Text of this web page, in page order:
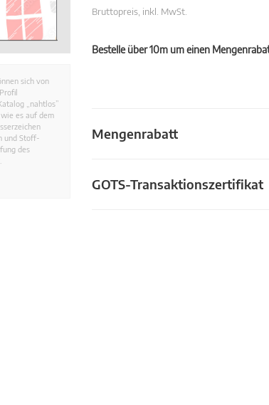
Bruttopreis, inkl. MwSt.
Bestelle über 10m um einen
Mengenrabatt
GOTS-Transaktionszertifikat
sich von
„nahtlos”
es auf dem
und Stoff-
des